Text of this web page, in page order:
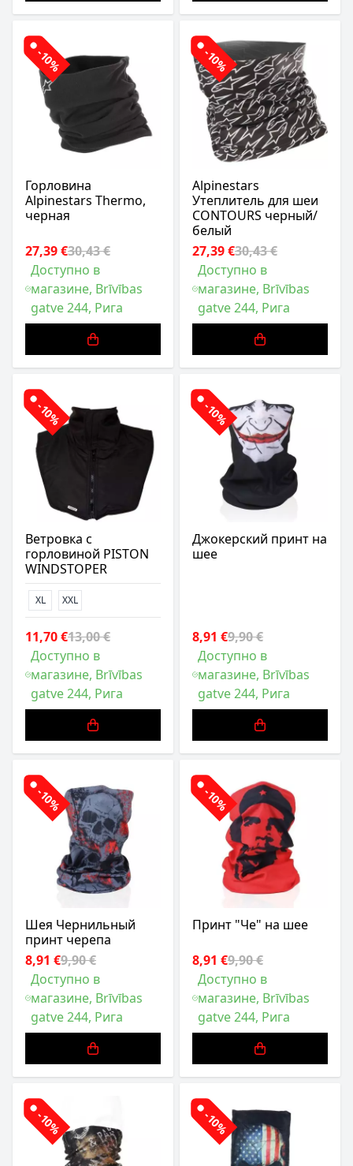
-10%
Горловина
Alpinestars Thermo,
черная
27,39 €30,43 €
Доступно в
магазине, Brīvības
gatve 244, Рига
-10%
Alpinestars
Утеплитель для шеи
CONTOURS черный/
белый
27,39 €30,43 €
Доступно в
магазине, Brīvības
gatve 244, Рига
-10%
Ветровка с
горловиной PISTON
WINDSTOPER
XL XXL
11,70 €13,00 €
Доступно в
магазине, Brīvības
gatve 244, Рига
-10%
Джокерский принт на
шее
8,91 €9,90 €
Доступно в
магазине, Brīvības
gatve 244, Рига
-10%
Шея Чернильный
принт черепа
8,91 €9,90 €
Доступно в
магазине, Brīvības
gatve 244, Рига
-10%
Принт "Че" на шее
8,91 €9,90 €
Доступно в
магазине, Brīvības
gatve 244, Рига
-10% -10%